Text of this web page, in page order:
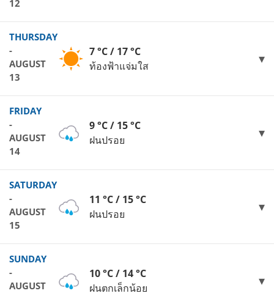
12
THURSDAY
-
AUGUST
13
7 °C / 17 °C
ท้องฟ้าแจ่มใส
FRIDAY
-
AUGUST
14
9 °C / 15 °C
ฝนปรอย
SATURDAY
-
AUGUST
15
11 °C / 15 °C
ฝนปรอย
SUNDAY
-
AUGUST
10 °C / 14 °C
ฝนตกเล็กน้อย